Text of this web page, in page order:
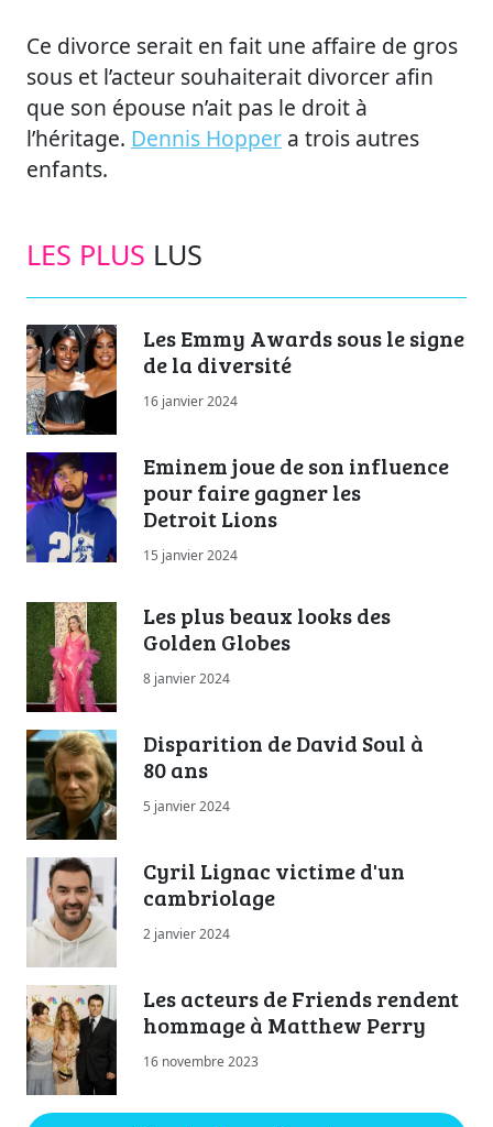
Ce divorce serait en fait une affaire de gros
sous et l’acteur souhaiterait divorcer afin
que son épouse n’ait pas le droit à
l’héritage. Dennis Hopper a trois autres
enfants.
LES PLUS LUS
Les Emmy Awards sous le signe
de la diversité
16 janvier 2024
Eminem joue de son influence
pour faire gagner les
Detroit Lions
15 janvier 2024
Les plus beaux looks des
Golden Globes
8 janvier 2024
Disparition de David Soul à
80 ans
5 janvier 2024
Cyril Lignac victime d'un
cambriolage
2 janvier 2024
Les acteurs de Friends rendent
hommage à Matthew Perry
16 novembre 2023